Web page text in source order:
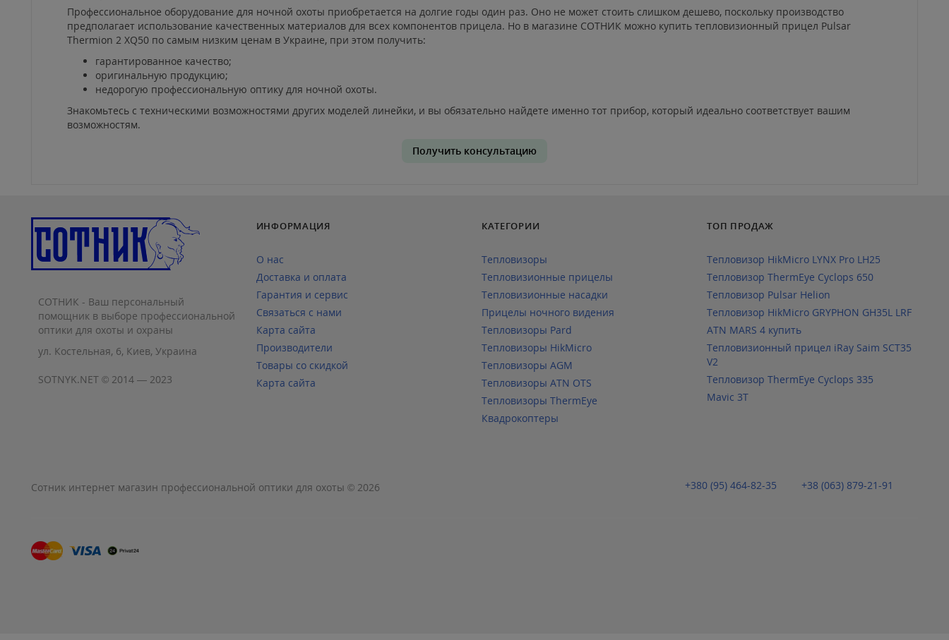
Профессиональное оборудование для ночной охоты приобретается на долгие годы один раз. Оно не может стоить слишком дешево, поскольку производство
предполагает использование качественных материалов для всех компонентов прицела. Но в магазине СОТНИК можно купить тепловизионный прицел Pulsar
Thermion 2 XQ50 по самым низким ценам в Украине, при этом получить:
гарантированное качество;
оригинальную продукцию;
недорогую профессиональную оптику для ночной охоты.
Знакомьтесь с техническими возможностями других моделей линейки, и вы обязательно найдете именно тот прибор, который идеально соответствует вашим
возможностям.
Получить консультацию
СОТНИК - Ваш персональный
помощник в выборе профессиональной
оптики для охоты и охраны
ул. Костельная, 6, Киев, Украина
SOTNYK.NET © 2014 — 2023
ИНФОРМАЦИЯ
О нас
Доставка и оплата
Гарантия и сервис
Связаться с нами
Карта сайта
Производители
Товары со скидкой
Карта сайта
КАТЕГОРИИ
Тепловизоры
Тепловизионные прицелы
Тепловизионные насадки
Прицелы ночного видения
Тепловизоры Pard
Тепловизоры HikMicro
Тепловизоры AGM
Тепловизоры ATN OTS
Тепловизоры ThermEye
Квадрокоптеры
ТОП ПРОДАЖ
Тепловизор HikMicro LYNX Pro LH25
Тепловизор ThermEye Cyclops 650
Тепловизор Pulsar Helion
Тепловизор HikMicro GRYPHON GH35L LRF
ATN MARS 4 купить
Тепловизионный прицел iRay Saim SCT35
V2
Тепловизор ThermEye Cyclops 335
Mavic 3T
Сотник интернет магазин профессиональной оптики для охоты © 2026 +380 (95) 464-82-35 +38 (063) 879-21-91